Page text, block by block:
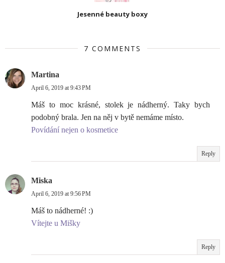
Jesenné beauty boxy
7 COMMENTS
Martina
April 6, 2019 at 9:43 PM
Máš to moc krásné, stolek je nádherný. Taky bych
podobný brala. Jen na něj v bytě nemáme místo.
Povídání nejen o kosmetice
Reply
Miska
April 6, 2019 at 9:56 PM
Máš to nádherné! :)
Vítejte u Mišky
Reply